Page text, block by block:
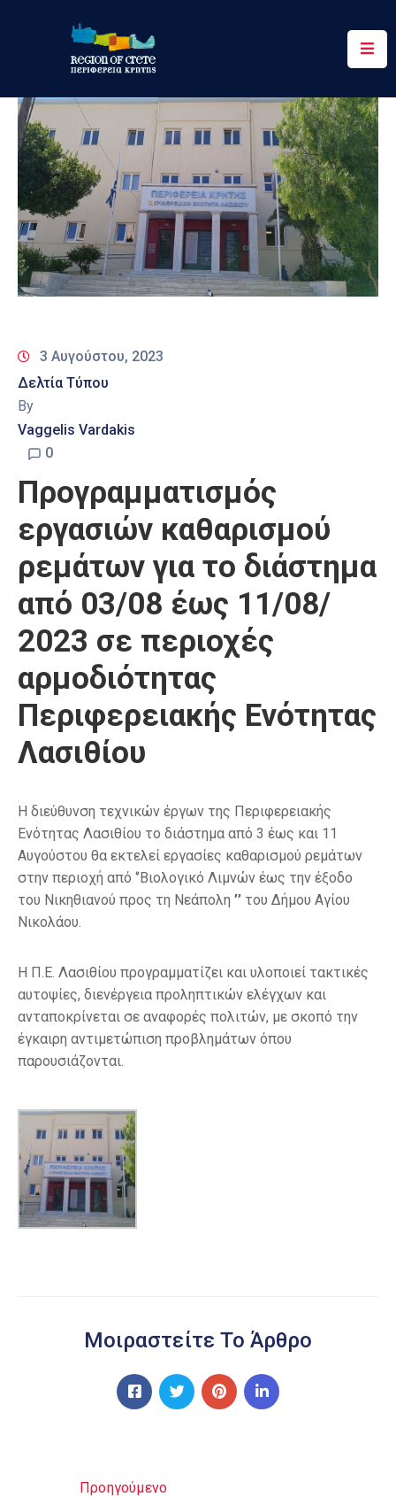
Περιφέρεια
Ενημέρωση
Έργα
Δράσεις
Ψηφιακές
Υπηρεσίες
Επικοινωνία
3 Αυγούστου, 2023
Δελτία Τύπου
By
Vaggelis Vardakis
0
Προγραμματισμός
εργασιών καθαρισμού
ρεμάτων για το διάστημα
από 03/08 έως 11/08/
2023 σε περιοχές
αρμοδιότητας
Περιφερειακής Ενότητας
Λασιθίου
Η διεύθυνση τεχνικών έργων της Περιφερειακής
Ενότητας Λασιθίου το διάστημα από 3 έως και 11
Αυγούστου θα εκτελεί εργασίες καθαρισμού ρεμάτων
στην περιοχή από ‘’Βιολογικό Λιμνών έως την έξοδο
του Νικηθιανού προς τη Νεάπολη ’’ του Δήμου Αγίου
Νικολάου.
Η Π.Ε. Λασιθίου προγραμματίζει και υλοποιεί τακτικές
αυτοψίες, διενέργεια προληπτικών ελέγχων και
ανταποκρίνεται σε αναφορές πολιτών, με σκοπό την
έγκαιρη αντιμετώπιση προβλημάτων όπου
παρουσιάζονται.
Μοιραστείτε Το Άρθρο
Προηγούμενο